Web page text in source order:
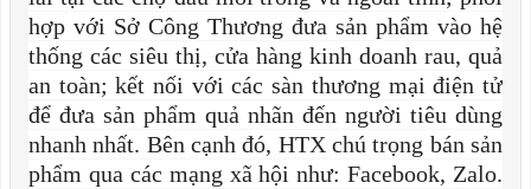
hợp với Sở Công Thương đưa sản phẩm vào hệ
thống các siêu thị, cửa hàng kinh doanh rau, quả
an toàn; kết nối với các sàn thương mại điện tử
để đưa sản phẩm quả nhãn đến người tiêu dùng
nhanh nhất. Bên cạnh đó, HTX chú trọng bán sản
phẩm qua các mạng xã hội như: Facebook, Zalo.